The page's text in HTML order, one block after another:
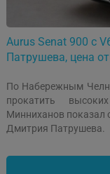
Aurus Senat 900 с
Патрушева, цена
По Набережным
прокатить
Минниханов показал
Дмитрия Патрушева.